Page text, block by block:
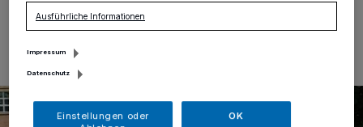
14.07.2025 , 15:21 Uhr
Ausführliche Informationen
Impressum
Datenschutz
Einstellungen oder
OK